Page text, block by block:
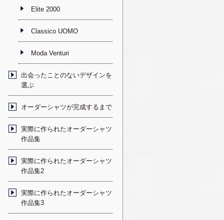
Elite 2000
Classico UOMO
Moda Venturi
出会ったことのないデザインを
選ぶ
オーダーシャツが完成するまで
実際に作られたオーダーシャツ
作品集
実際に作られたオーダーシャツ
作品集2
実際に作られたオーダーシャツ
作品集3